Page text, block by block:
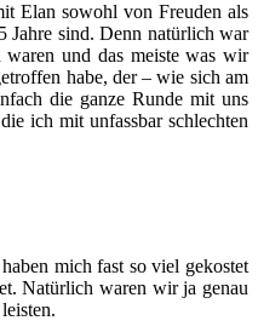
Elan sowohl von Freuden als
Jahre sind. Denn natürlich war
waren und das meiste was wir
habe, der – wie sich am
die ganze Runde mit uns
ich mit unfassbar schlechten
mich fast so viel gekostet
Natürlich waren wir ja genau